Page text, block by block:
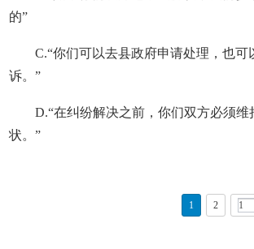
的”
C.“你们可以去县政府申请处理，也可
诉。”
D.“在纠纷解决之前，你们双方必须维
状。”
1 2